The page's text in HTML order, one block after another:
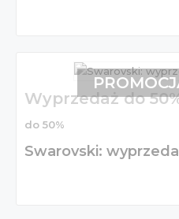
Wyprzedaż do
do 50%
Swarovski: